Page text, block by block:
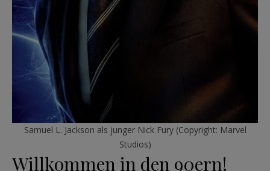
Samuel L. Jackson als junger Nick Fury (Copyright: Marvel
Studios)
Willkommen in den 90ern!